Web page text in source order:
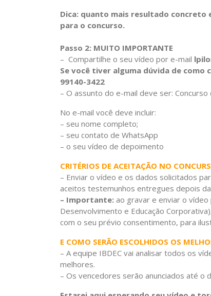
Dica: quanto mais resultado
para o concurso.
Passo 2: MUITO IMPORTANTE
– Compartilhe o seu vídeo por e-mail
Se você tiver alguma dúvida de como
99140-3422
– O assunto do e-mail deve ser:
No e-mail você deve incluir:
– seu nome completo;
– seu contato de WhatsApp
– o seu vídeo de depoimento
CRITÉRIOS DE ACEITAÇÃO NO
– Enviar o vídeo e os dados solicitados
aceitos testemunhos entregues depois
– Importante: ao gravar e enviar o
Desenvolvimento e Educação
com o seu prévio consentimento, para
E COMO SERÃO ESCOLHIDOS OS
– A equipe IBDEC vai analisar todos os
melhores.
– Os vencedores serão anunciados até o